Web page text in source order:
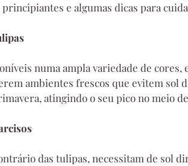
principiantes e algumas dicas para
numa ampla variedade de
ambientes frescos que evitem
atingindo o seu pico no meio
das tulipas, necessitam de sol